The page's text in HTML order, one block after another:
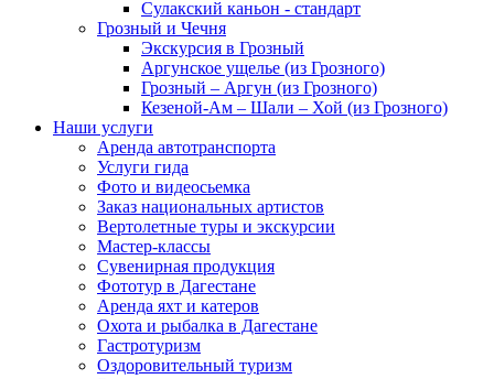
Сулакский каньон - стандарт
Грозный и Чечня
Экскурсия в Грозный
Аргунское ущелье (из Грозного)
Грозный – Аргун (из Грозного)
Кезеной-Ам – Шали – Хой (из Грозного)
Наши услуги
Аренда автотранспорта
Услуги гида
Фото и видеосьемка
Заказ национальных артистов
Вертолетные туры и экскурсии
Мастер-классы
Сувенирная продукция
Фототур в Дагестане
Аренда яхт и катеров
Охота и рыбалка в Дагестане
Гастротуризм
Оздоровительный туризм